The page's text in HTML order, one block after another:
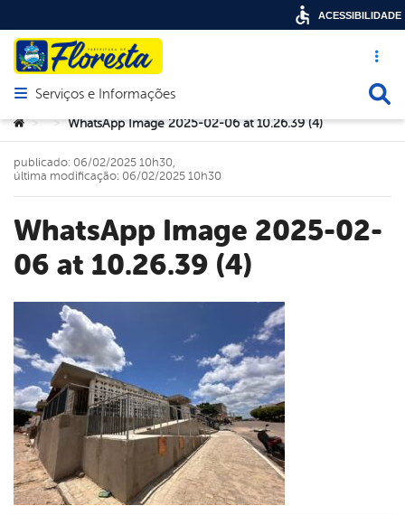
Acesso
Abrir menu principal de navegação
Serviços e Informações
Você está aqui:
> > WhatsApp Image 2025-02-06 at 10.26.39 (4)
WhatsApp Image 2025-02-
06 at 10.26.39 (4)
publicado: 06/02/2025 10h30,
última modificação: 06/02/2025 10h30
ACESSIBILIDADE